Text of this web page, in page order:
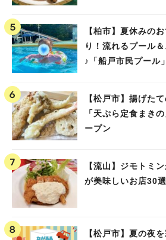
【柏市】夏休みの
り！流れるプール
♪「船戸市民プール
【松戸市】揚げた
「天ぷら定食まき
ープン
【流山】ジモトミ
が美味しいお店30選
【松戸市】夏の夜